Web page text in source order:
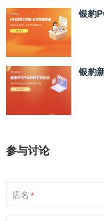
银豹
银豹
参与讨论
店名 *